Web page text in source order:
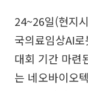
24~26일(현지
국의료임상AI
대회 기간 마련
는 네오바이오